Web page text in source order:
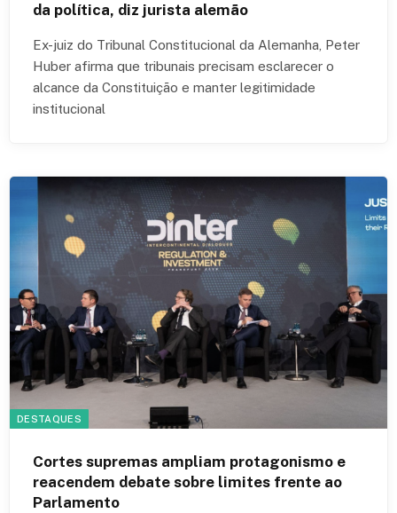
da política, diz jurista alemão
Ex-juiz do Tribunal Constitucional da Alemanha, Peter
Huber afirma que tribunais precisam esclarecer o
alcance da Constituição e manter legitimidade
institucional
DESTAQUES
Cortes supremas ampliam protagonismo e
reacendem debate sobre limites frente ao
Parlamento